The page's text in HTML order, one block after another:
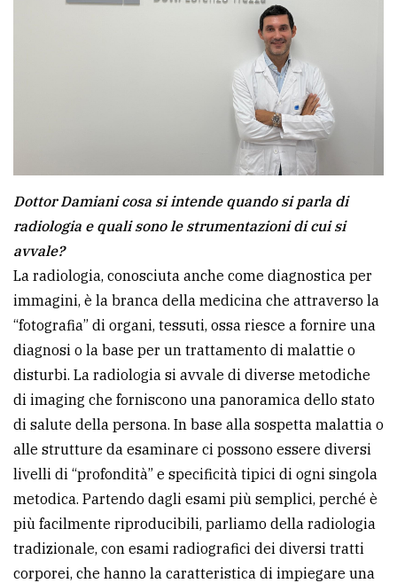
Dottor Damiani cosa si intende quando si parla di
radiologia e quali sono le strumentazioni di cui si
avvale?
La radiologia, conosciuta anche come diagnostica per
immagini, è la branca della medicina che attraverso la
“fotografia” di organi, tessuti, ossa riesce a fornire una
diagnosi o la base per un trattamento di malattie o
disturbi. La radiologia si avvale di diverse metodiche
di imaging che forniscono una panoramica dello stato
di salute della persona. In base alla sospetta malattia o
alle strutture da esaminare ci possono essere diversi
livelli di “profondità” e specificità tipici di ogni singola
metodica. Partendo dagli esami più semplici, perché è
più facilmente riproducibili, parliamo della radiologia
tradizionale, con esami radiografici dei diversi tratti
corporei, che hanno la caratteristica di impiegare una